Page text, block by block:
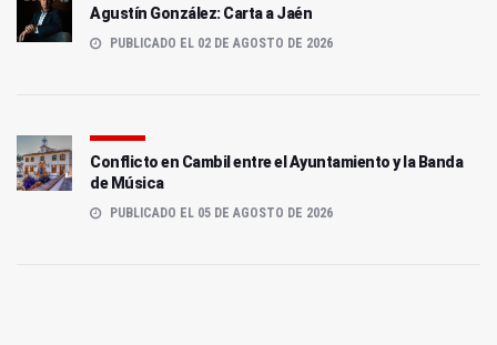
Agustín González: Carta a Jaén
PUBLICADO EL 02 DE AGOSTO DE 2026
Conflicto en Cambil entre el Ayuntamiento y la Banda
de Música
PUBLICADO EL 05 DE AGOSTO DE 2026